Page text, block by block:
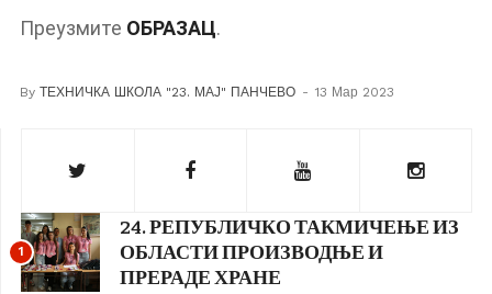
Преузмите ОБРАЗАЦ.
By ТЕХНИЧКА ШКОЛА "23. МАЈ" ПАНЧЕВО 13 Мар 2023
1
24. РЕПУБЛИЧКО ТАКМИЧЕЊЕ ИЗ
ОБЛАСТИ ПРОИЗВОДЊЕ И
ПРЕРАДЕ ХРАНЕ